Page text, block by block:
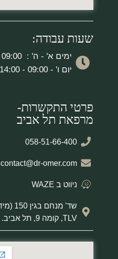
שעות עבודה:
ימים א' - ה' : 09:00 - 20:00
יום ו' - 09:00 - 14:00
פרטי התקשרות-
מרפאת תל אביב
058-51-66-400
contact@dr-omer.com
ניווט ב WAZE
TLV, קומה 9, תל אביב.